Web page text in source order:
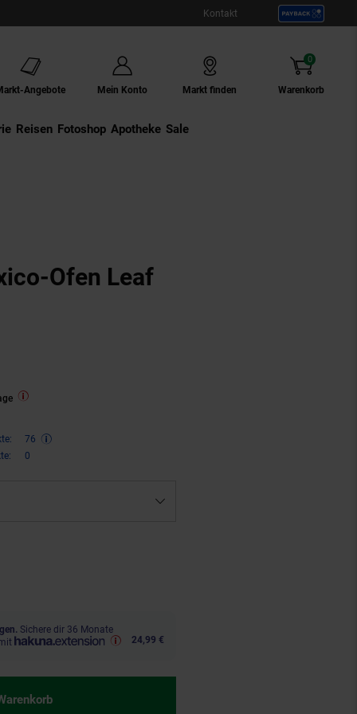
Kontakt
Angebote Mein Konto Markt finden Warenkorb
0
Artikel
Externer Link:
Reisen Externer Link:
Fotoshop Externer Link:
Apotheke Sale
Ofen Leaf
76
0
Sichere dir 36 Monate
24,99 €